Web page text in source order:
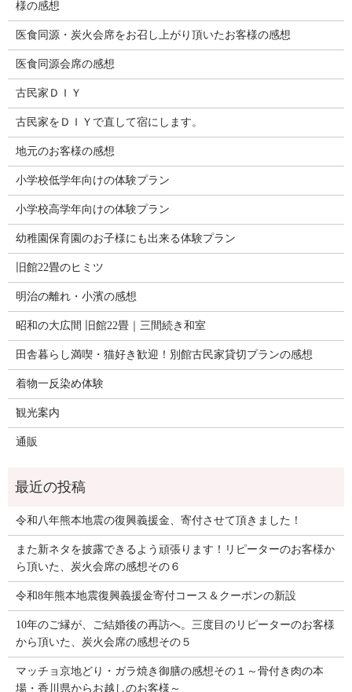
様の感想
医食同源・炭火会席をお召し上がり頂いたお客様の感想
医食同源会席の感想
古民家ＤＩＹ
古民家をＤＩＹで直して宿にします。
地元のお客様の感想
小学校低学年向けの体験プラン
小学校高学年向けの体験プラン
幼稚園保育園のお子様にも出来る体験プラン
旧館22畳のヒミツ
明治の離れ・小濱の感想
昭和の大広間 旧館22畳｜三間続き和室
田舎暮らし満喫・猫好き歓迎！別館古民家貸切プランの感想
着物一反染め体験
観光案内
通販
令和八年熊本地震の復興義援金、寄付させて頂きました！
また新ネタを披露できるよう頑張ります！リピーターのお客様か
ら頂いた、炭火会席の感想その６
令和8年熊本地震復興義援金寄付コース＆クーポンの新設
10年のご縁が、ご結婚後の再訪へ。三度目のリピーターのお客様
から頂いた、炭火会席の感想その５
マッチョ京地どり・ガラ焼き御膳の感想その１～骨付き肉の本
場・香川県からお越しのお客様～